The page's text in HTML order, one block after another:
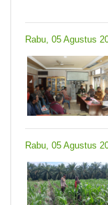
Rabu, 05 Agustus
Rabu, 05 Agustus